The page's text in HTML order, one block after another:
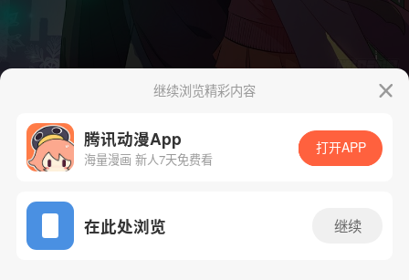
App免费看
下一话 腾漫App免费看
继续浏览精彩内容
腾讯动漫App
海量漫画 新人7天免费看
打开APP
在此处浏览 继续